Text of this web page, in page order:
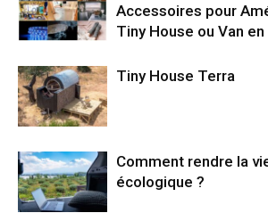
Accessoires pour
Tiny House ou Van
Tiny House Terra
Comment rendre la
écologique ?